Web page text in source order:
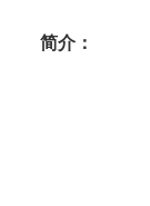
简介：